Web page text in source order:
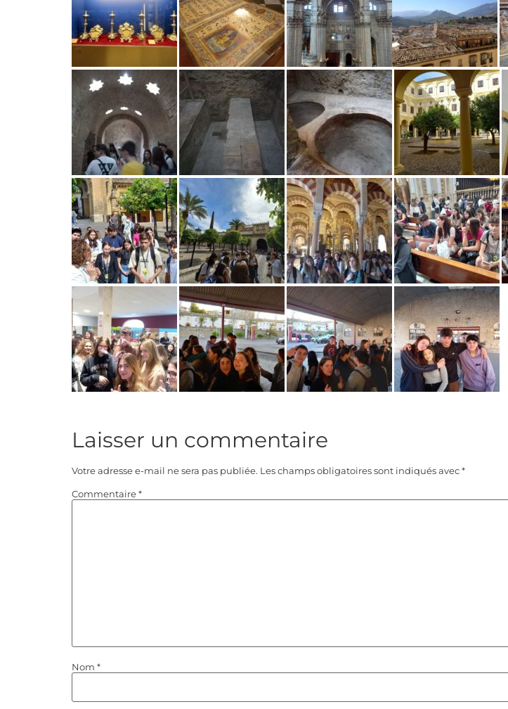
Laisser un commentaire
Votre adresse e-mail ne sera pas publiée. Les champs obligatoires sont indiqués avec*
Commentaire*
Nom *